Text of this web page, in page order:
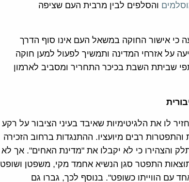
והסלפים לבין מרבית העם שציפה
כי אישור החוקה במשאל העם אינו סוף הדרך
על אזרחי המדינה ותמשיך לפעול למען חוקה
השבת בכיכר התחריר ומסביב לארמון
לו את הלגיטימיות שאיבד בעיני הציבור על רקע
רבים מיועציו. ההתנגדות ברחוב הזכירה
והצהירו כי לא יקבלו את "מדינת האחים". אך לא
התפטר סגן הנשיא אחמד מקי, משפטן ושופט
עם הווייתו כשופט". בנוסף לכך, גברו גם